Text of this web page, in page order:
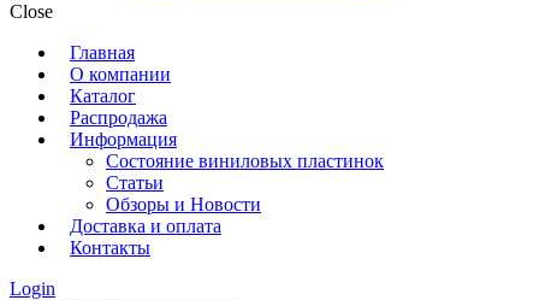
Close
Главная
О компании
Каталог
Распродажа
Информация
Состояние виниловых пластинок
Статьи
Обзоры и Новости
Доставка и оплата
Контакты
Login